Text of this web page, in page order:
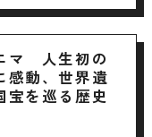
マ 人生初の
感動、世界遺
宝を巡る歴史